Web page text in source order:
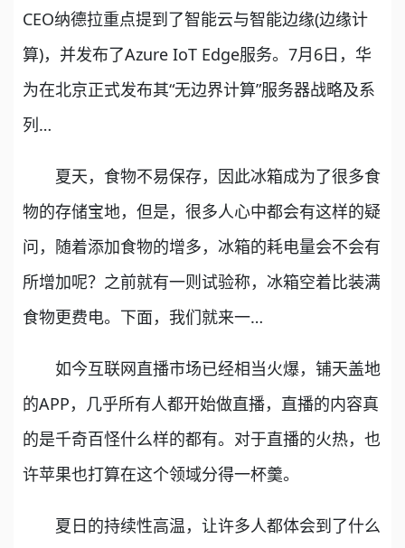
CEO纳德拉重点提到了智能云与智能边缘(边缘计
算)，并发布了Azure IoT Edge服务。7月6日，华
为在北京正式发布其“无边界计算”服务器战略及系
列…
夏天，食物不易保存，因此冰箱成为了很多食
物的存储宝地，但是，很多人心中都会有这样的疑
问，随着添加食物的增多，冰箱的耗电量会不会有
所增加呢？之前就有一则试验称，冰箱空着比装满
食物更费电。下面，我们就来一…
如今互联网直播市场已经相当火爆，铺天盖地
的APP，几乎所有人都开始做直播，直播的内容真
的是千奇百怪什么样的都有。对于直播的火热，也
许苹果也打算在这个领域分得一杯羹。
夏日的持续性高温，让许多人都体会到了什么